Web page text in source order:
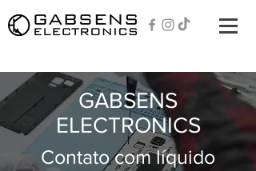
GABSENS
ELECTRONICS
Contato com líquido